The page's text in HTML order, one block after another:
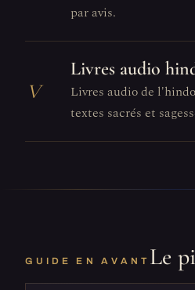
par avis.
V
Livres audio
Livres audio de
textes sacrés et
GUIDE EN AVANT Le